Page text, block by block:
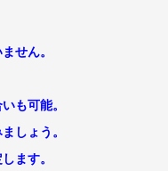
せん。
も可能。
しょう。
ます。